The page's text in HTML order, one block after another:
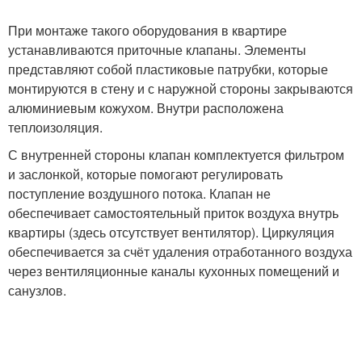
При монтаже такого оборудования в квартире
устанавливаются приточные клапаны. Элементы
представляют собой пластиковые патрубки, которые
монтируются в стену и с наружной стороны закрываются
алюминиевым кожухом. Внутри расположена
теплоизоляция.
С внутренней стороны клапан комплектуется фильтром
и заслонкой, которые помогают регулировать
поступление воздушного потока. Клапан не
обеспечивает самостоятельный приток воздуха внутрь
квартиры (здесь отсутствует вентилятор). Циркуляция
обеспечивается за счёт удаления отработанного воздуха
через вентиляционные каналы кухонных помещений и
санузлов.